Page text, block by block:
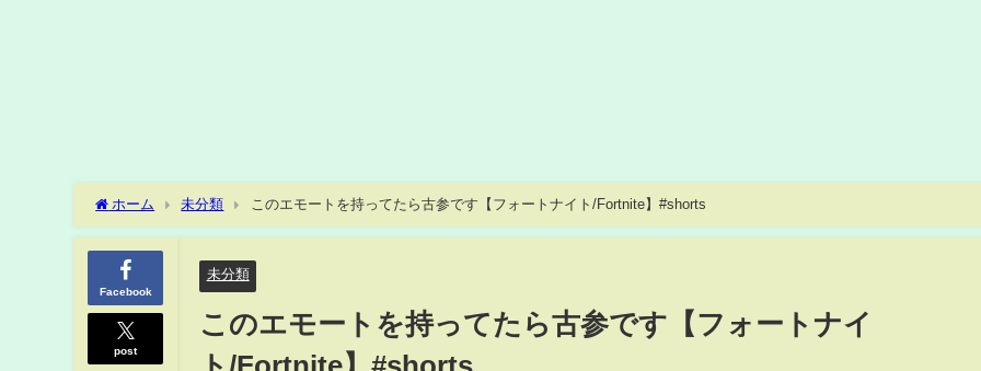
ホーム 未分類 このエモートを持ってたら古参です【フォートナイト/Fortnite】#shorts
Facebook
post
未分類
このエモートを持ってたら古参です【フォートナイ
ト/Fortnite】#shorts